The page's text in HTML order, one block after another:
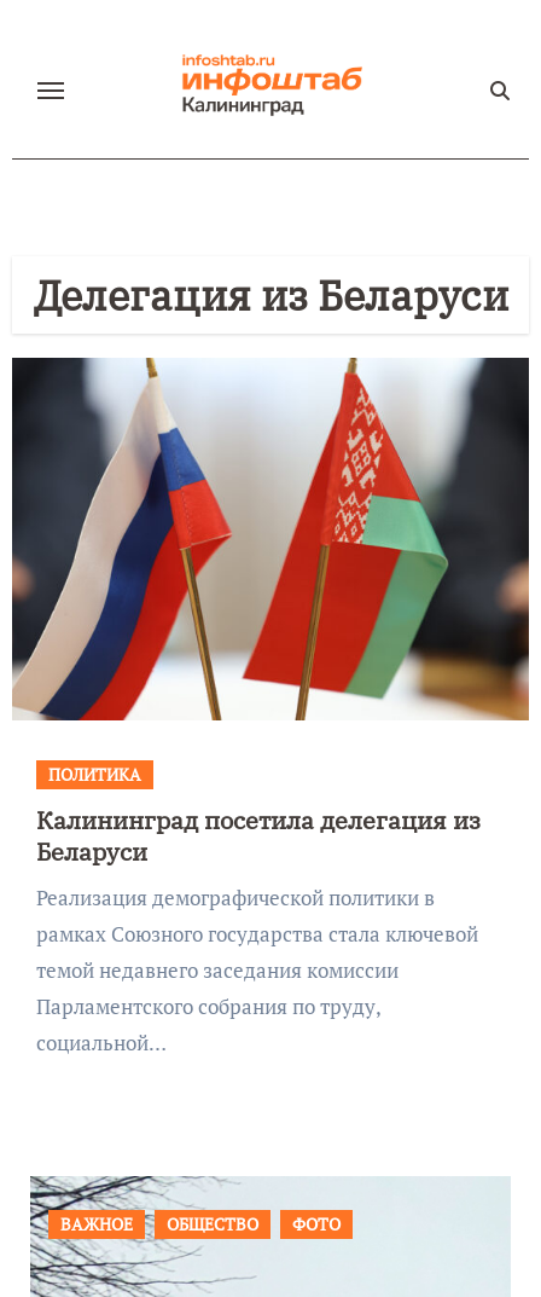
содержанию
Делегация из Беларуси
ПОЛИТИКА
Калининград посетила делегация из
Беларуси
Реализация демографической политики в
рамках Союзного государства стала ключевой
темой недавнего заседания комиссии
Парламентского собрания по труду,
социальной…
ВАЖНОЕ ОБЩЕСТВО ФОТО